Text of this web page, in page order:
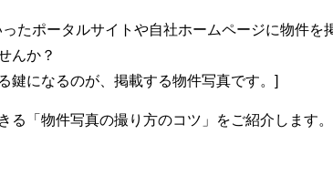
たポータルサイトや自社ホームページに物件を
んか？
鍵になるのが、掲載する物件写真です。]
る「物件写真の撮り方のコツ」をご紹介します。